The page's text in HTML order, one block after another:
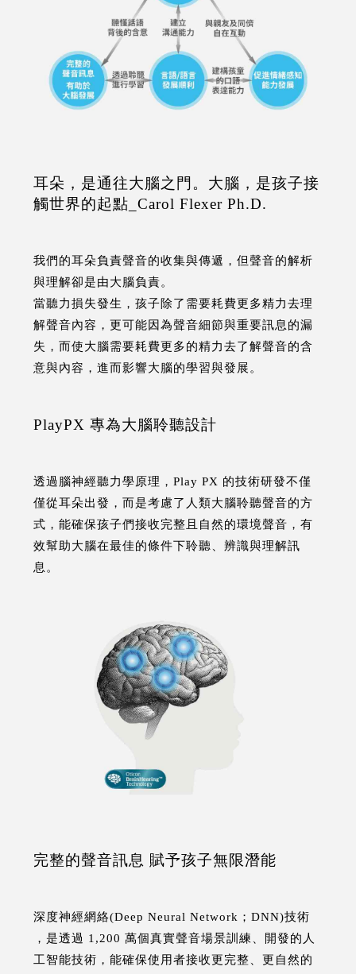
耳朵，是通往大腦之門。大腦，是孩子接
觸世界的起點_Carol Flexer Ph.D.
我們的耳朵負責聲音的收集與傳遞，但聲音的解析
與理解卻是由大腦負責。
當聽力損失發生，孩子除了需要耗費更多精力去理
解聲音內容，更可能因為聲音細節與重要訊息的漏
失，而使大腦需要耗費更多的精力去了解聲音的含
意與內容，進而影響大腦的學習與發展。
PlayPX 專為大腦聆聽設計
透過腦神經聽力學原理，Play PX 的技術研發不僅
僅從耳朵出發，而是考慮了人類大腦聆聽聲音的方
式，能確保孩子們接收完整且自然的環境聲音，有
效幫助大腦在最佳的條件下聆聽、辨識與理解訊
息。
完整的聲音訊息 賦予孩子無限潛能
深度神經網絡(Deep Neural Network；DNN)技術
，是透過 1,200 萬個真實聲音場景訓練、開發的人
工智能技術，能確保使用者接收更完整、更自然的